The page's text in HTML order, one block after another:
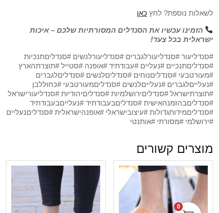
לשאלות נוספת? לחץ כאן
הזמינו עכשיו את הסנדלים המסורתיות שלכם – איכות
ישראלית בכל צעד!
#סנדליעור #סנדליעורלגברים #סנדליעורלנשים #סנדליםתנכיות
#סנדליםתנכיים #נעליים #עבודתיד #אופנה #סטייל #תוצרתהארץ
#מעורטבעי #סנדליםנוחים #סנדליםלנשים #סנדליםלגברים
#נעלייםלגברים #נעלייםלנשים #סנדליםמעורטבעי #כחוללבן
#תוצרתישראל #סנדליםירושלמיות #סנדליםיהודיות #סנדליעורישראל
#סנדליםבהזמנהאישית #סנדליםבעבודתיד #נעלייםבעבודתיד
#סנדליםמידותגדולות #עיצובישראלי #אופנהישראלית #סנדליםנעליים
#ירושלמי #מסורתי #אותנטי
מוצרים קשורים
0